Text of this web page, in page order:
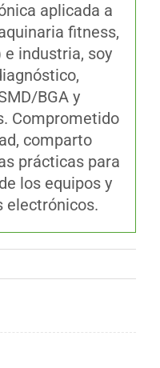
aplicada a
fitness,
industria, soy
BGA y
Comprometido
comparto
prácticas para
los equipos y
electrónicos.